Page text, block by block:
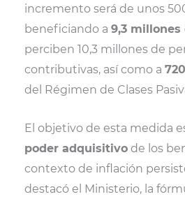
incremento será de unos
beneficiando a 9,3 millones
perciben 10,3 millones de
contributivas, así como a
del Régimen de Clases
El objetivo de esta medida
poder adquisitivode los
contexto de inflación
destacó el Ministerio, la